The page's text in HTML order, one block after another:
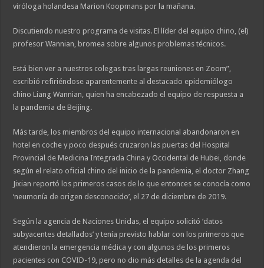
viróloga holandesa Marion Koopmans por la mañana.
Discutiendo nuestro programa de visitas. El líder del equipo chino, (el)
profesor Wannian, bromea sobre algunos problemas técnicos.
Está bien ver a nuestros colegas tras largas reuniones en Zoom”,
escribió refiriéndose aparentemente al destacado epidemiólogo
chino Liang Wannian, quien ha encabezado el equipo de respuesta a
la pandemia de Beijing.
Más tarde, los miembros del equipo internacional abandonaron en
hotel en coche y poco después cruzaron las puertas del Hospital
Provincial de Medicina Integrada China y Occidental de Hubei, donde
según el relato oficial chino del inicio de la pandemia, el doctor Zhang
Jixian reportó los primeros casos de lo que entonces se conocía como
‘neumonía de origen desconocido’, el 27 de diciembre de 2019.
Según la agencia de Naciones Unidas, el equipo solicitó ‘datos
subyacentes detallados’ y tenía previsto hablar con los primeros que
atendieron la emergencia médica y con algunos de los primeros
pacientes con COVID-19, pero no dio más detalles de la agenda del